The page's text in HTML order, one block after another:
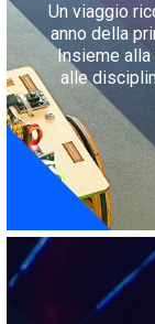
Un viaggio
anno della
Insieme
alle